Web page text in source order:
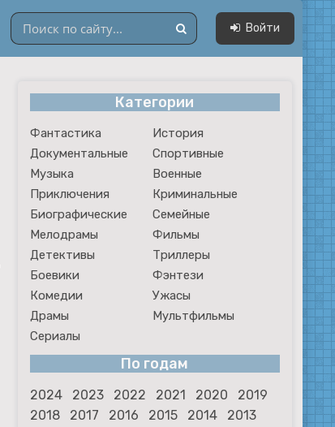
Мультфильмы
Сериалы
Войти
Категории
Фантастика
История
Документальные
Спортивные
Музыка
Военные
Приключения
Криминальные
Биографические
Семейные
Мелодрамы
Фильмы
Детективы
Триллеры
Боевики
Фэнтези
Комедии
Ужасы
Драмы
Мультфильмы
Сериалы
По годам
2024 2023 2022 2021 2020
2019
2018
2017 2016 2015 2014
2013